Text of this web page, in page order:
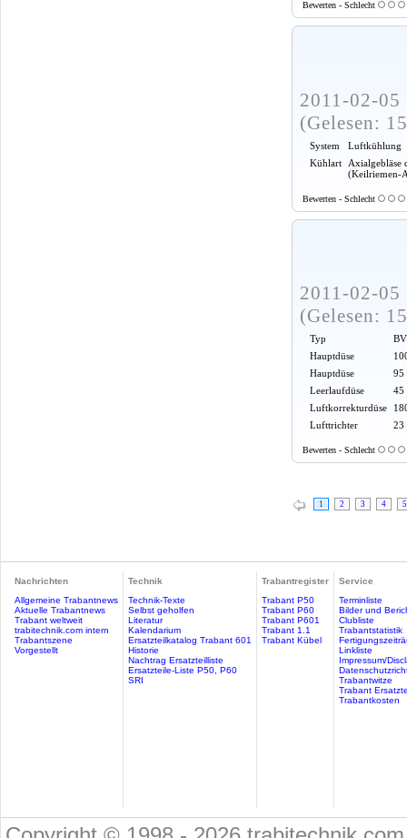
Bewerten - Schlecht
2011-02-
(Gelesen:
System
Luftkühlung
Kühlart
Axialgebläse
(Keilriemen-
Bewerten - Schlecht
2011-02-
(Gelesen:
Typ
Hauptdüse
Hauptdüse
95
Leerlaufdüse
45
Luftkorrekturdüse
Lufttrichter
23
Bewerten - Schlecht
1 2 3 4 5
Nachrichten
Allgemeine Trabantnews
Aktuelle Trabantnews
Trabant weltweit
trabitechnik.com intern
Trabantszene
Vorgestellt
Technik
Technik-Texte
Selbst geholfen
Literatur
Kalendarium
Ersatzteilkatalog Trabant 601
Historie
Nachtrag Ersatzteilliste
Ersatzteile-Liste P50, P60
SRI
Trabantregister
Trabant P50
Trabant P60
Trabant P601
Trabant 1.1
Trabant Kübel
Service
Terminliste
Bilder und
Clubliste
Trabantstatistik
Linkliste
Impressum/
Trabantwitze
Trabant
Trabantkosten